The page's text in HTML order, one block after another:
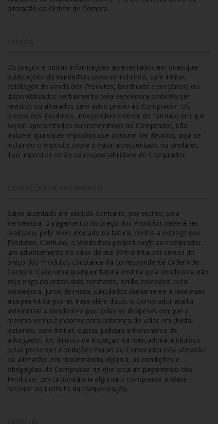
alteração da Ordem de Compra.
Os preços e outras informações apresentados em quaisquer
publicações da Vendedora (aqui se incluindo, sem limitar,
catálogos de venda dos Produtos, brochuras e preçários) ou
disponibilizados verbalmente pela Vendedora poderão ser
revistos ou alterados sem aviso prévio ao Comprador. Os
preços dos Produtos, independentemente do formato em que
sejam apresentados ou transmitidos ao Comprador, não
incluem quaisquer impostos que possam ser devidos, aqui se
incluindo o imposto sobre o valor acrescentado ou similares.
Tais impostos serão da responsabilidade do Comprador.
Salvo acordado em sentido contrário, por escrito, pela
Vendedora, o pagamento do preço dos Produtos deverá ser
realizado, pelo meio indicado na fatura, contra a entrega dos
Produtos. Contudo, a Vendedora poderá exigir ao comprador
um adiantamento no valor de até 30% (trinta por cento) do
preço dos Produtos constante da correspondente Ordem de
Compra. Caso uma qualquer fatura emitida pela Vendedora não
seja paga no prazo dela constante, serão cobrados, pela
Vendedora, juros de mora, calculados diariamente à taxa mais
alta permitida por lei. Para além disso, o Comprador aceita
indemnizar a Vendedora por todas as despesas em que a
mesma venha a incorrer para cobrança do valor em dívida,
incluindo, sem limitar, custas judiciais e honorários de
advogados. Os direitos de inspeção da mercadoria atribuídos
pelas presentes Condições Gerais ao Comprador não afetarão
ou alterarão, em circunstância alguma, as condições e
obrigações do Comprador no que toca ao pagamento dos
Produtos. Em circunstância alguma o Comprador poderá
recorrer ao instituto da compensação.